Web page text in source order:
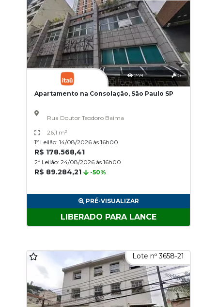
249 0
Apartamento na Consolação, São Paulo SP
Rua Doutor Teodoro Baima
26,1 m²
1º Leilão: 14/08/2026 às 16h00
R$ 178.568,41
2º Leilão: 24/08/2026 às 16h00
R$ 89.284,21 -50%
PRÉ-VISUALIZAR
LIBERADO PARA LANCE
Lote nº 3658-21